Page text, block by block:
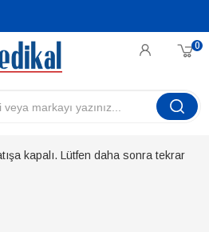
0
kapalı. Lütfen daha sonra tekrar